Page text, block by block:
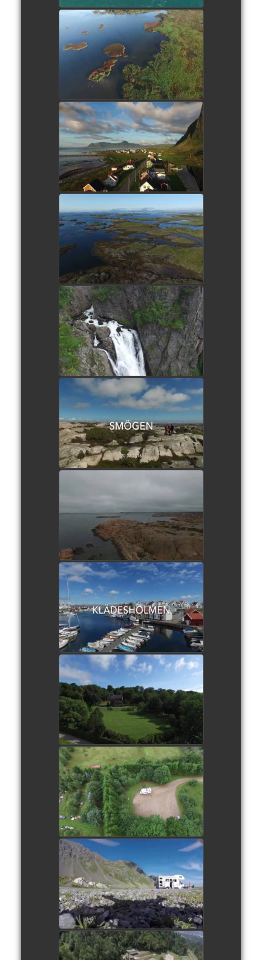
Parc National de Stowinski
Pologne
watch video
Eggum Norvège
watch video
Vega Norvège
watch video
Voringsfossen Norvège
watch video
Smögen Suède
watch video
Lysekil Suède
watch video
Klädesholmen Suède
watch video
Mölle Suède
watch video
Egtved Danemark
watch video
Flülapass Suisse
watch video
Clusone Italie